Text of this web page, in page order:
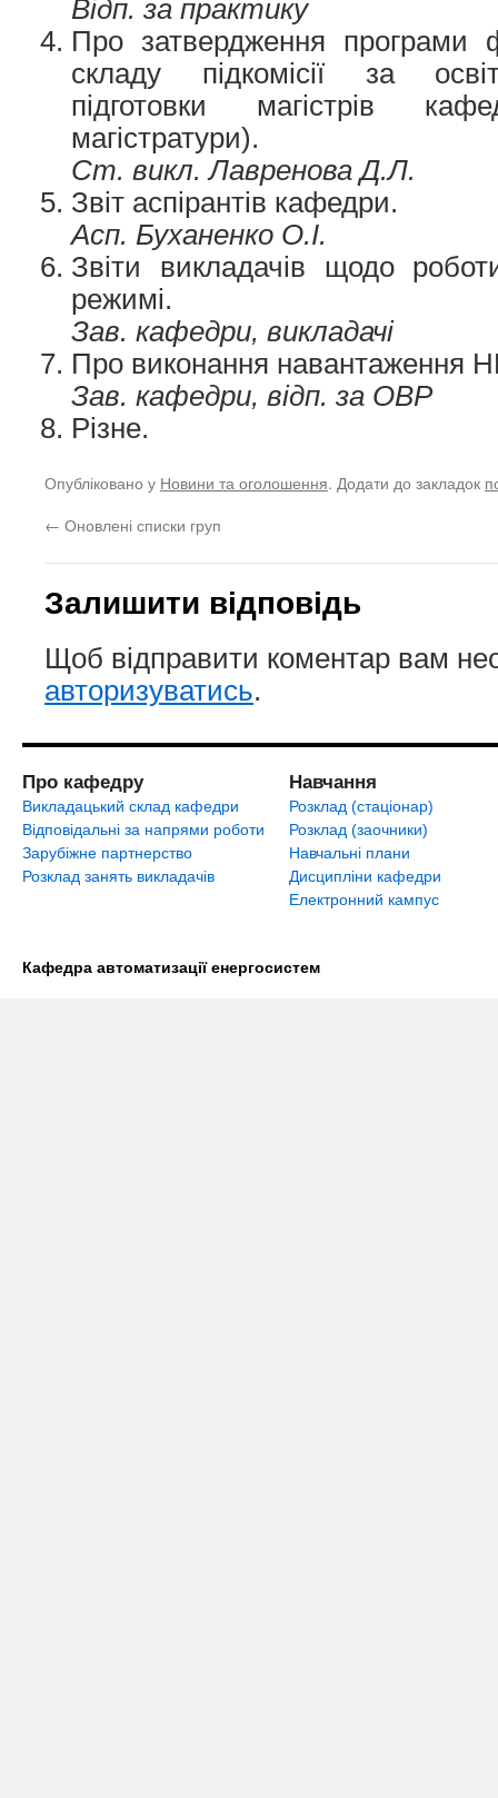
Відп. за практику
Про затвердження програми
складу підкомісії за
підготовки магістрів
магістратури).
Ст. викл. Лавренова Д.Л.
Звіт аспірантів кафедри.
Асп. Буханенко О.І.
Звіти викладачів щодо
режимі.
Зав. кафедри, викладачі
Про виконання навантаження
Зав. кафедри, відп. за ОВР
Різне.
Опубліковано у Новини та оголошення. Додати до закладок
← Оновлені списки груп
Залишити відповідь
Щоб відправити коментар вам
авторизуватись.
Про кафедру
Викладацький склад кафедри
Відповідальні за напрями роботи
Зарубіжне партнерство
Розклад занять викладачів
Навчання
Розклад (стаціонар)
Розклад (заочники)
Навчальні плани
Дисципліни кафедри
Електронний кампус
Кафедра автоматизації енергосистем